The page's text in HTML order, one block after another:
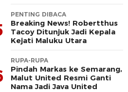
PENTING DIBACA
Breaking News! Robertthus
Tacoy Ditunjuk Jadi Kepala
Kejati Maluku Utara
RUPA-RUPA
Pindah Markas ke Semarang,
Malut United Resmi Ganti
Nama Jadi Java United